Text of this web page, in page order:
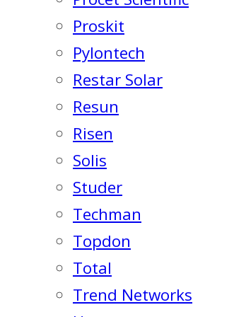
Proskit
Pylontech
Restar Solar
Resun
Risen
Solis
Studer
Techman
Topdon
Total
Trend Networks